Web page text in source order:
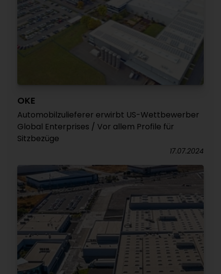
OKE
Automobilzulieferer erwirbt US-Wettbewerber
Global Enterprises / Vor allem Profile für
Sitzbezüge
17.07.2024